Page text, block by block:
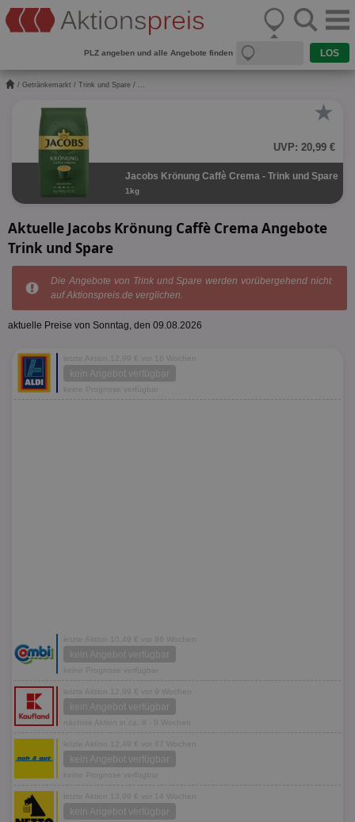
PLZ angeben und alle Angebote finden
/ Getränkemarkt / Trink und Spare / ...
★
UVP: 20,99 €
Jacobs Krönung Caffè Crema - Trink und Spare
1kg
Aktuelle Jacobs Krönung Caffè Crema Angebote
Trink und Spare
Die Angebote von Trink und Spare werden vorübergehend nicht
auf Aktionspreis.de verglichen.
aktuelle Preise von Sonntag, den 09.08.2026
letzte Aktion 12,99 € vor 18 Wochen
kein Angebot verfügbar
keine Prognose verfügbar
letzte Aktion 10,49 € vor 86 Wochen
kein Angebot verfügbar
keine Prognose verfügbar
letzte Aktion 12,99 € vor 9 Wochen
kein Angebot verfügbar
nächste Aktion in ca. 8 - 9 Wochen
letzte Aktion 12,49 € vor 67 Wochen
kein Angebot verfügbar
keine Prognose verfügbar
letzte Aktion 13,99 € vor 14 Wochen
kein Angebot verfügbar